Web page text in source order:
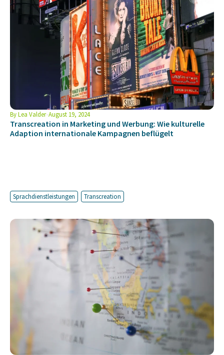
ByLea Valder August 19, 2024
Transcreation in Marketing und Werbung: Wie kulturelle
Adaption internationale Kampagnen beflügelt
Sprachdienstleistungen Transcreation